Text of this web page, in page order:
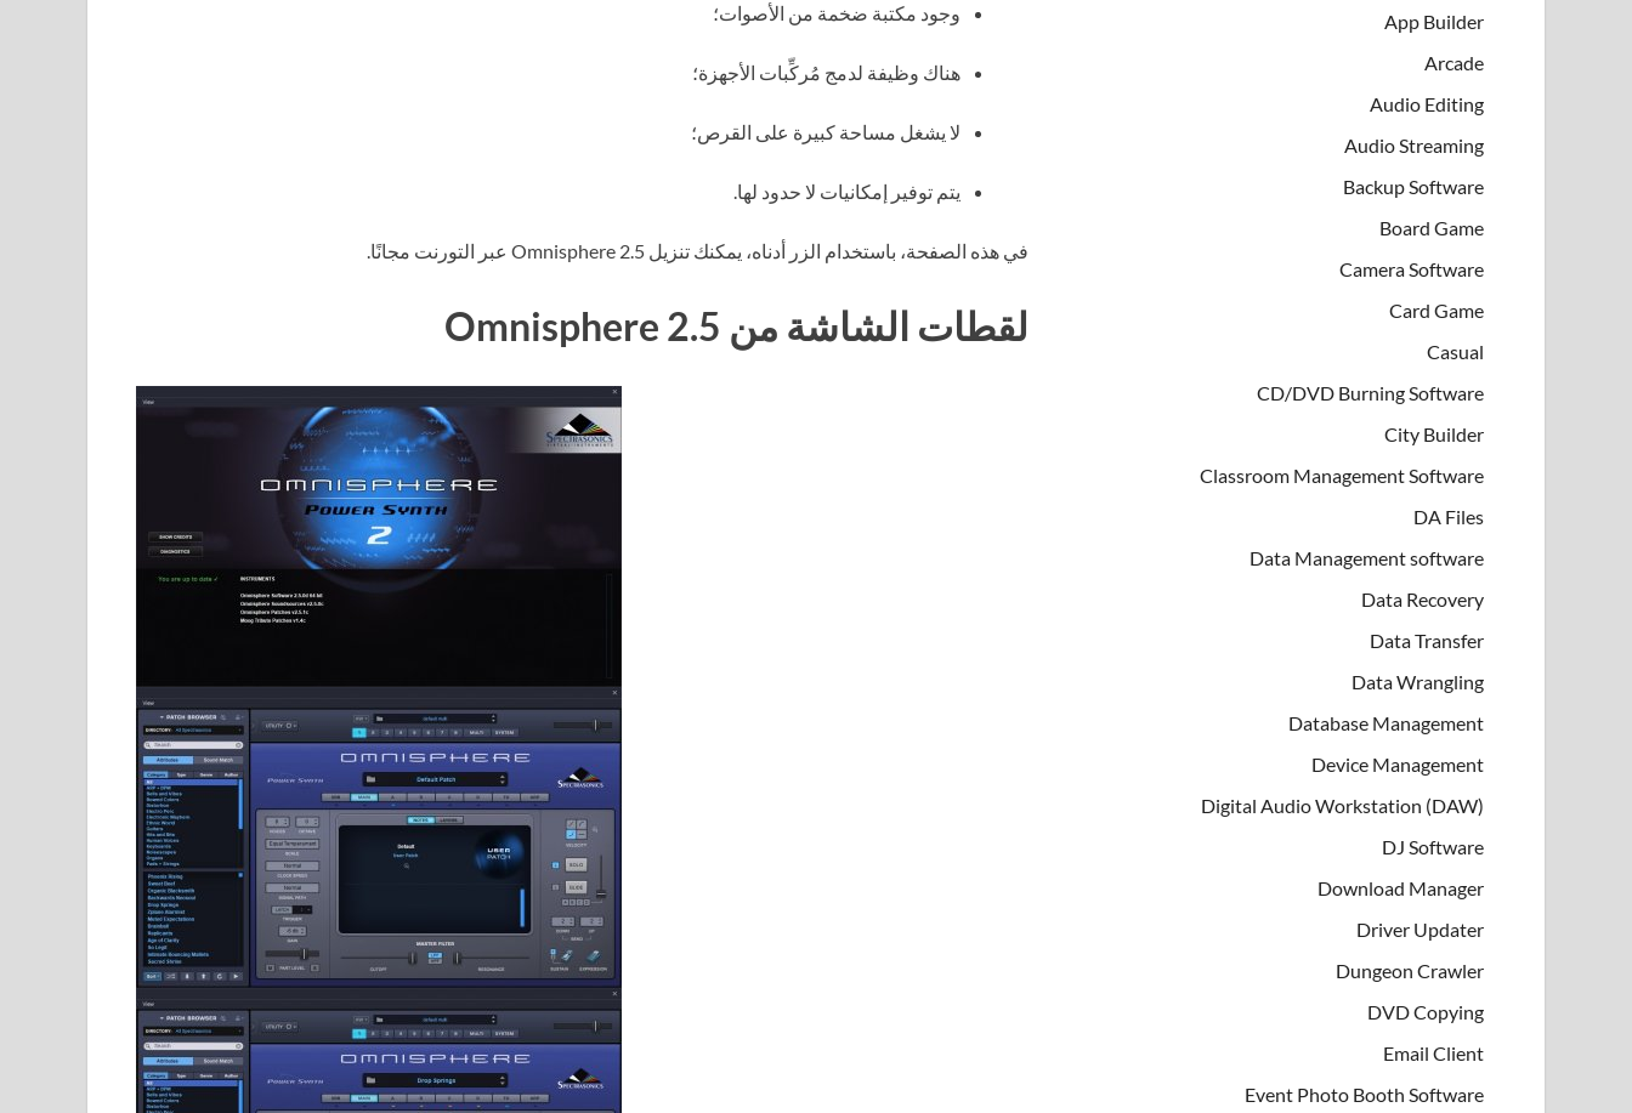
وجود مكتبة ضخمة من الأصوات؛
هناك وظيفة لدمج مُركِّبات الأجهزة؛
لا يشغل مساحة كبيرة على القرص؛
يتم توفير إمكانيات لا حدود لها.
في هذه الصفحة، باستخدام الزر أدناه، يمكنك تنزيل Omnisphere 2.5 عبر التورنت مجانًا.
لقطات الشاشة من Omnisphere 2.5
App Builder
Arcade
Audio Editing
Audio Streaming
Backup Software
Board Game
Camera Software
Card Game
Casual
CD/DVD Burning Software
City Builder
Classroom Management Software
DA Files
Data Management software
Data Recovery
Data Transfer
Data Wrangling
Database Management
Device Management
Digital Audio Workstation (DAW)
DJ Software
Download Manager
Driver Updater
Dungeon Crawler
DVD Copying
Email Client
Event Photo Booth Software